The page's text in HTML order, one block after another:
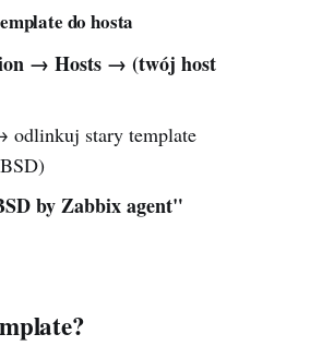
do hosta
→ Hosts → (twój host
stary template
by Zabbix agent"